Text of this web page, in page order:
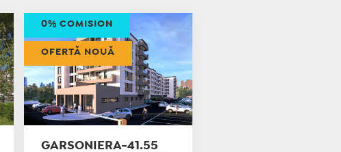
GARSONIERA-41.55
0% COMISION
OFERTĂ NOUĂ